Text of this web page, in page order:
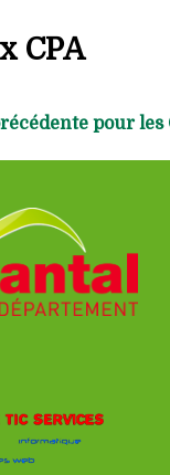
CPA
pour les